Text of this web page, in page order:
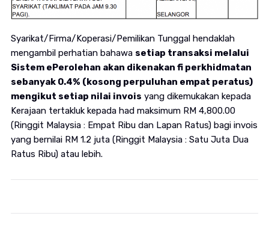
Syarikat/Firma/Koperasi/Pemilikan Tunggal hendaklah
mengambil perhatian bahawa setiap transaksi melalui
Sistem ePerolehan akan dikenakan fi perkhidmatan
sebanyak 0.4% (kosong perpuluhan empat peratus)
mengikut setiap nilai invois yang dikemukakan kepada
Kerajaan tertakluk kepada had maksimum RM 4,800.00
(Ringgit Malaysia : Empat Ribu dan Lapan Ratus) bagi invois
yang bernilai RM 1.2 juta (Ringgit Malaysia : Satu Juta Dua
Ratus Ribu) atau lebih.